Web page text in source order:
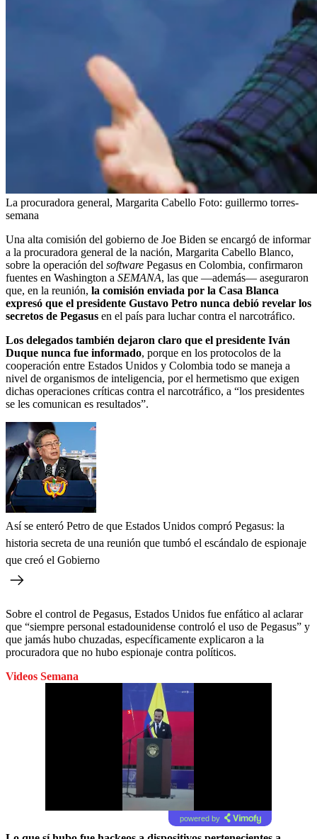
La procuradora general, Margarita Cabello Foto: guillermo torres-
semana
Una alta comisión del gobierno de Joe Biden se encargó de informar
a la procuradora general de la nación, Margarita Cabello Blanco,
sobre la operación del software Pegasus en Colombia, confirmaron
fuentes en Washington a SEMANA, las que —además— aseguraron
que, en la reunión, la comisión enviada por la Casa Blanca
expresó que el presidente Gustavo Petro nunca debió revelar los
secretos de Pegasus en el país para luchar contra el narcotráfico.
Los delegados también dejaron claro que el presidente Iván
Duque nunca fue informado, porque en los protocolos de la
cooperación entre Estados Unidos y Colombia todo se maneja a
nivel de organismos de inteligencia, por el hermetismo que exigen
dichas operaciones críticas contra el narcotráfico, a “los presidentes
se les comunican es resultados”.
Así se enteró Petro de que Estados Unidos compró Pegasus: la
historia secreta de una reunión que tumbó el escándalo de espionaje
que creó el Gobierno
Sobre el control de Pegasus, Estados Unidos fue enfático al aclarar
que “siempre personal estadounidense controló el uso de Pegasus” y
que jamás hubo chuzadas, específicamente explicaron a la
procuradora que no hubo espionaje contra políticos.
Videos Semana
powered by